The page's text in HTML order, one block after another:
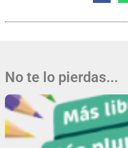
No te lo pierdas...